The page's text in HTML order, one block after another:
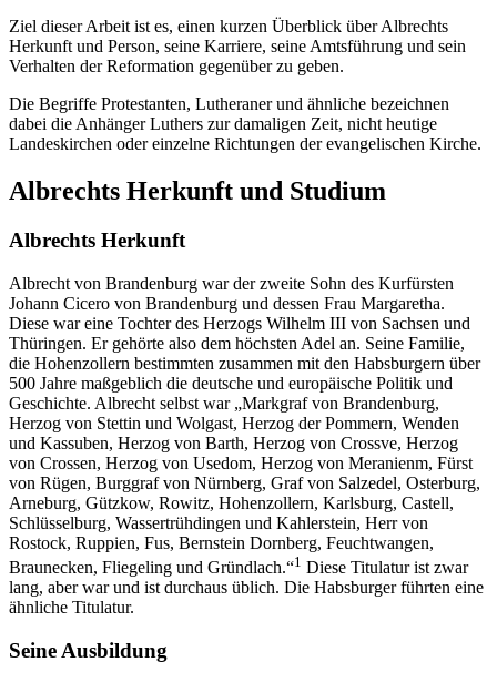
Ziel dieser Arbeit ist es, einen kurzen Überblick über Albrechts
Herkunft und Person, seine Karriere, seine Amtsführung und sein
Verhalten der Reformation gegenüber zu geben.
Die Begriffe Protestanten, Lutheraner und ähnliche bezeichnen
dabei die Anhänger Luthers zur damaligen Zeit, nicht heutige
Landeskirchen oder einzelne Richtungen der evangelischen Kirche.
Albrechts Herkunft und Studium
Albrechts Herkunft
Albrecht von Brandenburg war der zweite Sohn des Kurfürsten
Johann Cicero von Brandenburg und dessen Frau Margaretha.
Diese war eine Tochter des Herzogs Wilhelm III von Sachsen und
Thüringen. Er gehörte also dem höchsten Adel an. Seine Familie,
die Hohenzollern bestimmten zusammen mit den Habsburgern über
500 Jahre maßgeblich die deutsche und europäische Politik und
Geschichte. Albrecht selbst war „Markgraf von Brandenburg,
Herzog von Stettin und Wolgast, Herzog der Pommern, Wenden
und Kassuben, Herzog von Barth, Herzog von Crossve, Herzog
von Crossen, Herzog von Usedom, Herzog von Meranienm, Fürst
von Rügen, Burggraf von Nürnberg, Graf von Salzedel, Osterburg,
Arneburg, Gützkow, Rowitz, Hohenzollern, Karlsburg, Castell,
Schlüsselburg, Wassertrühdingen und Kahlerstein, Herr von
Rostock, Ruppien, Fus, Bernstein Dornberg, Feuchtwangen,
Braunecken, Fliegeling und Gründlach.“1 Diese Titulatur ist zwar
lang, aber war und ist durchaus üblich. Die Habsburger führten eine
ähnliche Titulatur.
Seine Ausbildung